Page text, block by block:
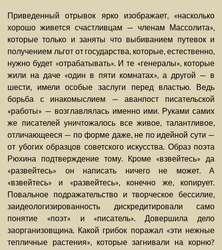
Приведенный отрывок ярко изображает, «насколько
хорошо живется счастливцам — членам Массолита»,
которые только и заняты что выбиванием путевок и
получением льгот от государства, которые, естественно,
нужно будет «отрабатывать». И те «генералы», которые
жили на даче «один в пяти комнатах», а другой — в
шести, имели особые заслуги перед властью. Ведь
борьба с инакомыслием — аванпост писательской
«работы» — возглавлялась именно ими. Руками самих
же писателей уничтожалось все живое, талантливое,
отличающееся — по форме даже, не по идейной сути —
от убогих образцов советского искусства. Образ поэта
Рюхина подтверждение тому. Кроме «взвейтесь» да
«развейтесь» он написать ничего не может. А
«взвейтесь» и «развейтесь», конечно же, копирует.
Повальное подражательство и творческое бессилие,
заидеологизированность дискредитировали само
понятие «поэт» и «писатель». Довершила дело
заорганизовщина. Какой грибок поражал «эти нежные
тепличные растения», которые загнивали на корню?